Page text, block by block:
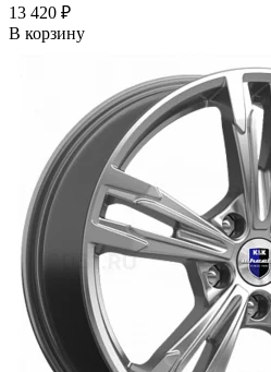
13 420 ₽
В корзину